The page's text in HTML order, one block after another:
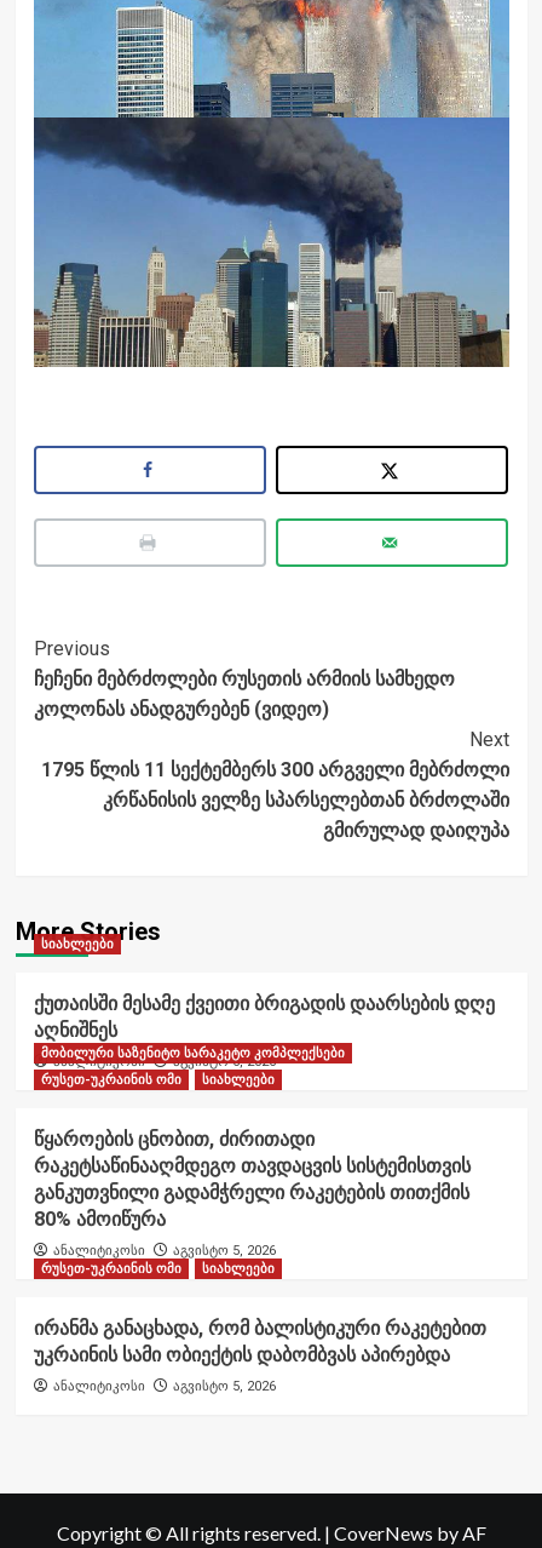
Post
Navigation
Previous
ჩეჩენი მებრძოლები რუსეთის არმიის სამხედო
კოლონას ანადგურებენ (ვიდეო)
Next
1795 წლის 11 სექტემბერს 300 არგველი მებრძოლი
კრწანისის ველზე სპარსელებთან ბრძოლაში
გმირულად დაიღუპა
More Stories
სიახლეები
ქუთაისში მესამე ქვეითი ბრიგადის დაარსების დღე
აღნიშნეს
ანალიტიკოსი აგვისტო 6, 2026
მობილური საზენიტო სარაკეტო კომპლექსები
რუსეთ-უკრაინის ომი
სიახლეები
წყაროების ცნობით, ძირითადი
რაკეტსაწინააღმდეგო თავდაცვის სისტემისთვის
განკუთვნილი გადამჭრელი რაკეტების თითქმის
80% ამოიწურა
ანალიტიკოსი
აგვისტო 5, 2026
რუსეთ-უკრაინის ომი
სიახლეები
ირანმა განაცხადა, რომ ბალისტიკური რაკეტებით
უკრაინის სამი ობიექტის დაბომბვას აპირებდა
ანალიტიკოსი აგვისტო 5, 2026
Copyright © All rights reserved. | CoverNews by AF